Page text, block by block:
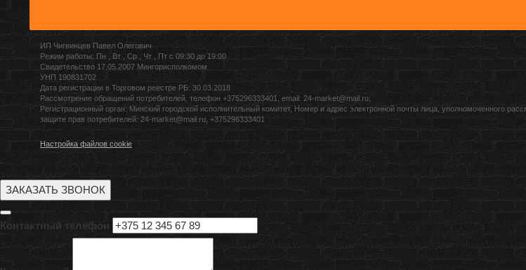
ИП Чигвинцев Павел Олегович
Режим работы: Пн , Вт , Ср , Чт , Пт c 09:30 до 19:00
Свидетельство 17.05.2007 Мингорисполкомом
УНП 190831702
Дата регистрации в Торговом реестре РБ: 30.03.2018
Рассмотрение обращений потребителей, телефон +375296333401, email: 24-market@mail.ru,
Регистрационный орган: Минский городской исполнительный комитет, Номер и адрес электронной почты лица, уполномоченного
защите прав потребителей: 24-market@mail.ru, +375296333401
Настройка файлов cookie
ЗАКАЗАТЬ ЗВОНОК
Контактный телефон